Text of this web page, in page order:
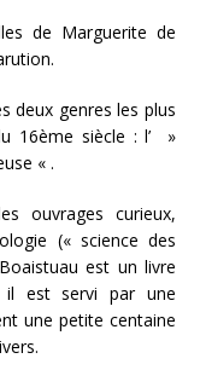
de Marguerite de
deux genres les plus
16ème siècle : l’ »
« .
ouvrages curieux,
(« science des
est un livre
il est servi par une
une petite centaine